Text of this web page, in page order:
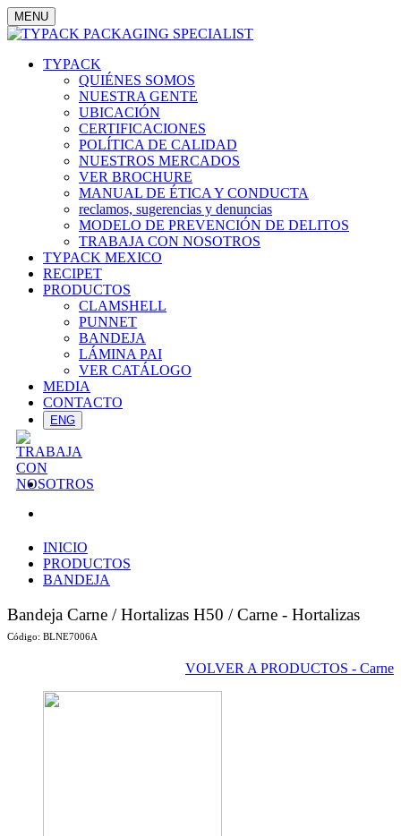
MENU
TYPACK
QUIÉNES SOMOS
NUESTRA GENTE
UBICACIÓN
CERTIFICACIONES
POLÍTICA DE CALIDAD
NUESTROS MERCADOS
VER BROCHURE
MANUAL DE ÉTICA Y CONDUCTA
reclamos, sugerencias y denuncias
MODELO DE PREVENCIÓN DE DELITOS
TRABAJA CON NOSOTROS
TYPACK MEXICO
RECIPET
PRODUCTOS
CLAMSHELL
PUNNET
BANDEJA
LÁMINA PAI
VER CATÁLOGO
MEDIA
CONTACTO
ENG
INICIO
PRODUCTOS
BANDEJA
Bandeja Carne / Hortalizas H50 / Carne - Hortalizas
Código: BLNE7006A
VOLVER A PRODUCTOS - Carne